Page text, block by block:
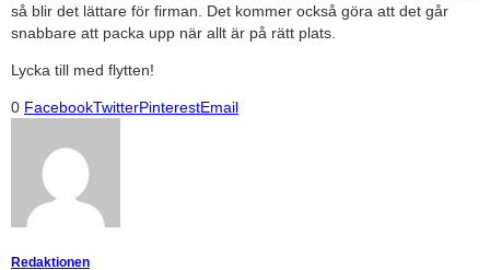
så blir det lättare för firman. Det kommer också göra att det går
snabbare att packa upp när allt är på rätt plats.
Lycka till med flytten!
0 FacebookTwitterPinterestEmail
Redaktionen